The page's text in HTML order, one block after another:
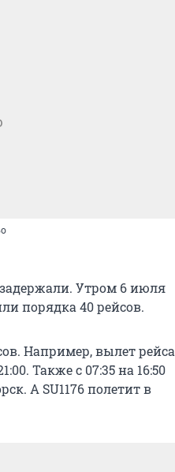
Утром 6 июля
порядка 40 рейсов.
Например, вылет рейса
Также с 07:35 на 16:50
А SU1176 полетит в